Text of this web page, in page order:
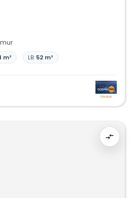
m² LB: 52 m²